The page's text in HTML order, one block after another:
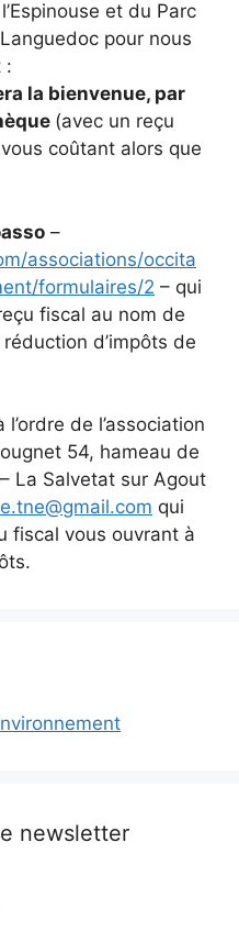
et du Parc
pour nous
:
la bienvenue, par
(avec un reçu
coûtant alors que
–
associations/occita
formulaires/2 – qui
fiscal au nom de
d’impôts de
l’ordre de l’association
54, hameau de
La Salvetat sur Agout
qui
fiscal vous ouvrant à
newsletter